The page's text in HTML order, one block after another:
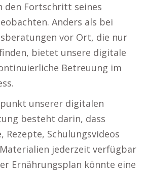
den Fortschritt seines
Anders als bei
vor Ort, die nur
bietet unsere digitale
Betreuung im
unserer digitalen
besteht darin, dass
Rezepte, Schulungsvideos
jederzeit verfügbar
Ernährungsplan könnte eine